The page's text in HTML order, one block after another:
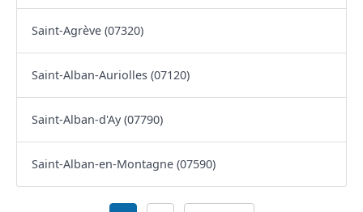
Saint-Agrève (07320)
Saint-Alban-Auriolles (07120)
Saint-Alban-d'Ay (07790)
Saint-Alban-en-Montagne (07590)